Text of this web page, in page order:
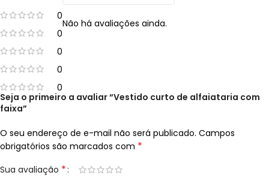
0
0
0
0
0
Não há avaliações ainda.
Seja o primeiro a avaliar “Vestido curto de alfaiataria com
faixa”
O seu endereço de e-mail não será publicado. Campos
obrigatórios são marcados com *
Sua avaliação *